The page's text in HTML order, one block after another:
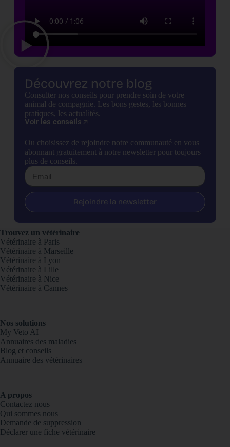
Découvrez notre blog
Consulter nos conseils pour prendre soin de votre
animal de compagnie. Les bons gestes, les bonnes
pratiques, les actualités.
Voir les conseils
Ou choisissez de rejoindre notre communauté en vous
abonnant gratuitement à notre newsletter pour toujours
plus de conseils.
Rejoindre la newsletter
Trouvez un vétérinaire
Vétérinaire à Paris
Vétérinaire à Marseille
Vétérinaire à Lyon
Vétérinaire à Lille
Vétérinaire à Nice
Vétérinaire à Cannes
Nos solutions
My Veto AI
Annuaires des maladies
Blog et conseils
Annuaire des vétérinaires
A propos
Contactez nous
Qui sommes nous
Demande de suppression
Déclarer une fiche vétérinaire